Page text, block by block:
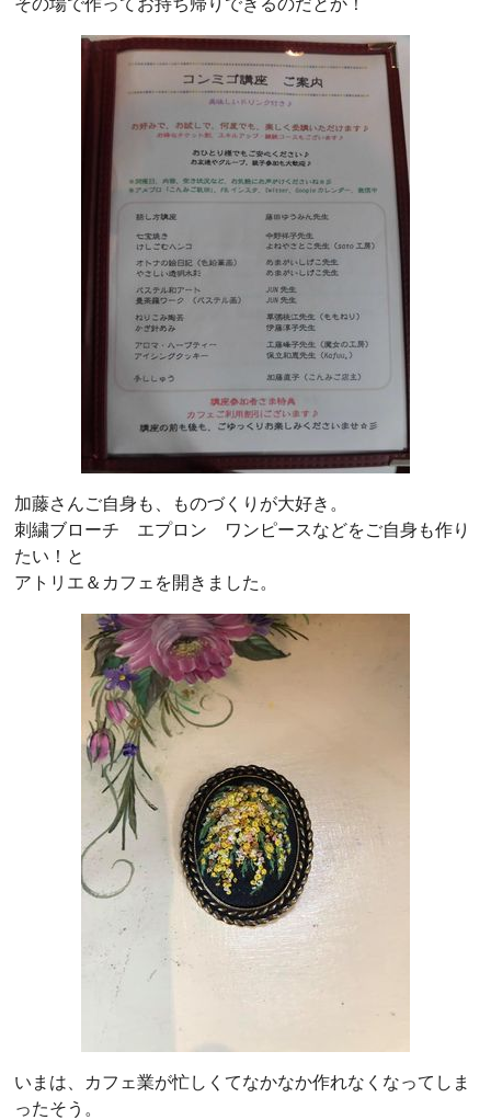
加藤さんご自身も、ものづくりが大好き。
刺繍ブローチ エプロン ワンピースなどをご自身も作り
たい！と
アトリエ＆カフェを開きました。
いまは、カフェ業が忙しくてなかなか作れなくなってしま
ったそう。